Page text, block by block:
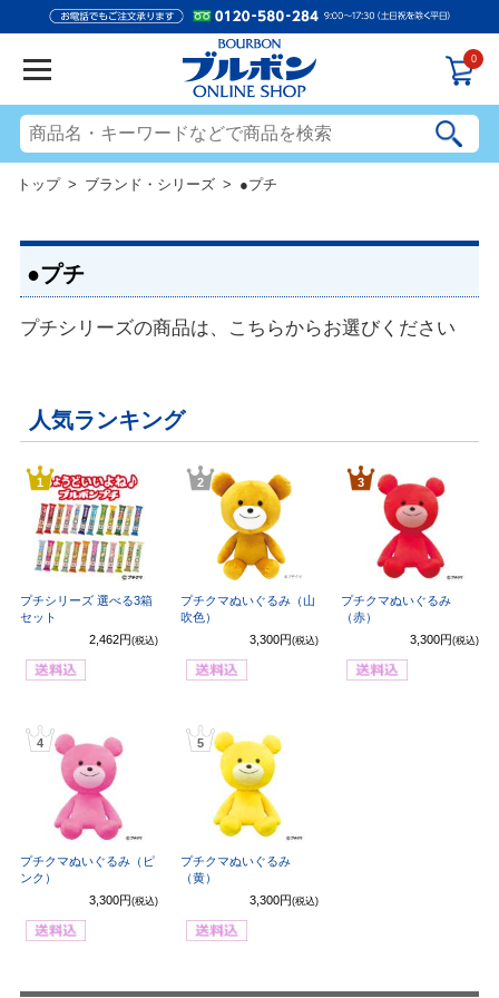
0
トップ> ブランド・シリーズ > ●プチ
●プチ
プチシリーズの商品は、こちらからお選びください
人気ランキング
1
プチシリーズ 選べる3箱
セット
2,462円 (税込)
2
プチクマぬいぐるみ（山
吹色）
3,300円 (税込)
3
プチクマぬいぐるみ
（赤）
3,300円(税込)
4
プチクマぬいぐるみ（ピ
ンク）
3,300円 (税込)
5
プチクマぬいぐるみ
（黄）
3,300円 (税込)